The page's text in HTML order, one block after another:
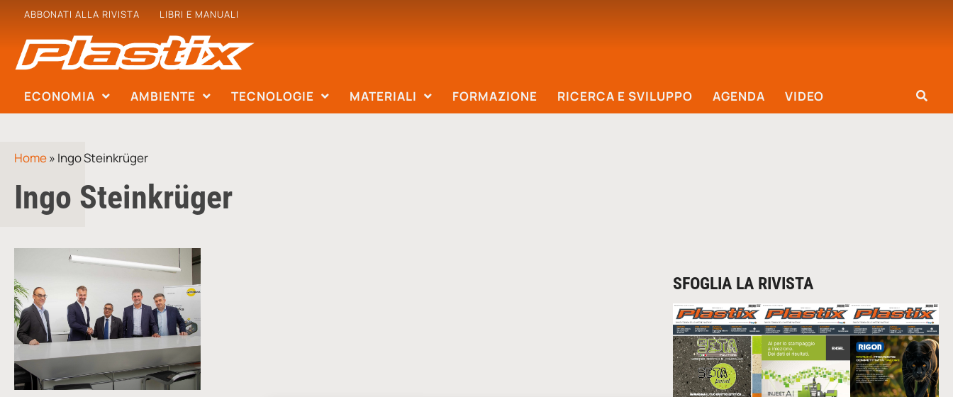
ABBONATI ALLA RIVISTA LIBRI E MANUALI
ECONOMIA AMBIENTE TECNOLOGIE MATERIALI FORMAZIONE RICERCA E SVILUPPO AGENDA VIDEO
Home» Ingo Steinkrüger
Ingo Steinkrüger
SFOGLIA LA RIVISTA